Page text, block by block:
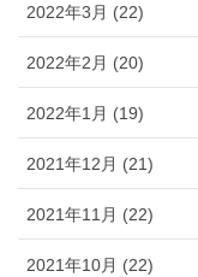
2022年3月 (22)
2022年2月 (20)
2022年1月 (19)
2021年12月 (21)
2021年11月 (22)
2021年10月 (22)